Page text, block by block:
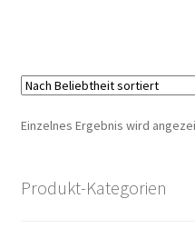
Einzelnes Ergebnis wird
Produkt-Kategorien